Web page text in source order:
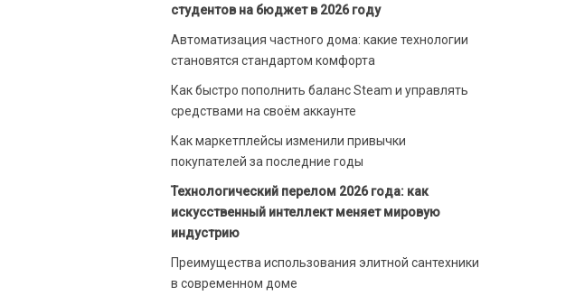
студентов на бюджет в 2026 году
Автоматизация частного дома: какие технологии
становятся стандартом комфорта
Как быстро пополнить баланс Steam и управлять
средствами на своём аккаунте
Как маркетплейсы изменили привычки
покупателей за последние годы
Технологический перелом 2026 года: как
искусственный интеллект меняет мировую
индустрию
Преимущества использования элитной сантехники
в современном доме